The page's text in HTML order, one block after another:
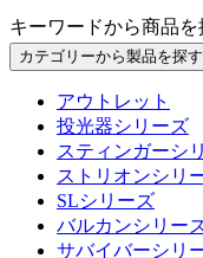
キーワードから商品を
カテゴリーから製品を探す
アウトレット
投光器シリーズ
スティンガーシ
ストリオンシリ
SLシリーズ
バルカンシリー
サバイバーシリ